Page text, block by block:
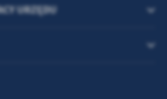
URZĘDU